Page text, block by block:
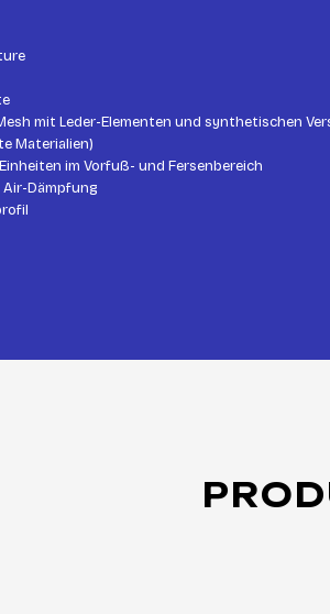
mit Leder-Elementen und synthetischen
Materialien)
im Vorfuß- und Fersenbereich
Dämpfung